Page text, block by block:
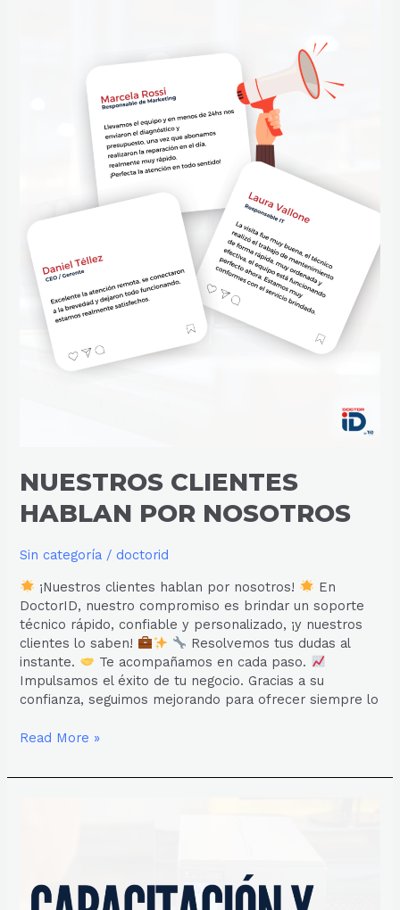
NUESTROS CLIENTES
HABLAN POR NOSOTROS
Sin categoría / doctorid
¡Nuestros clientes hablan por nosotros!
En
DoctorID, nuestro compromiso es brindar un soporte
técnico rápido, confiable y personalizado, ¡y nuestros
clientes lo saben!
Resolvemos tus dudas al
instante.
Te acompañamos en cada paso.
Impulsamos el éxito de tu negocio. Gracias a su
confianza, seguimos mejorando para ofrecer siempre lo
Read More »